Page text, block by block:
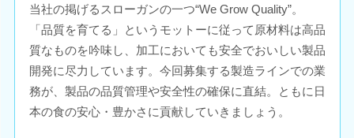
当社の掲げるスローガンの一つ“We Grow Quality”。
「品質を育てる」というモットーに従って原材料は高品
質なものを吟味し、加工においても安全でおいしい製品
開発に尽力しています。今回募集する製造ラインでの業
務が、製品の品質管理や安全性の確保に直結。ともに日
本の食の安心・豊かさに貢献していきましょう。